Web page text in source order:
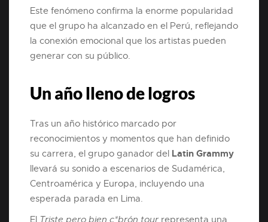
Este fenómeno confirma la enorme popularidad
que el grupo ha alcanzado en el Perú, reflejando
la conexión emocional que los artistas pueden
generar con su público.
Un año lleno de logros
Tras un año histórico marcado por
reconocimientos y momentos que han definido
su carrera, el grupo ganador del Latin Grammy
llevará su sonido a escenarios de Sudamérica,
Centroamérica y Europa, incluyendo una
esperada parada en Lima.
El Triste pero bien c*brón tour representa una